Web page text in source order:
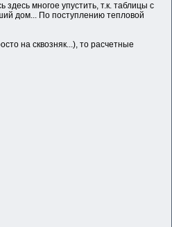
многое упустить, т.к. таблицы с
дом... По поступлению тепловой
на сквозняк...), то расчетные